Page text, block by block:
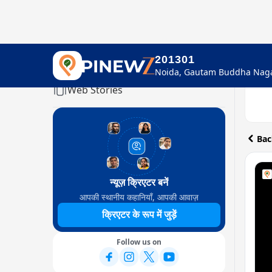
201301
Home
Web Stories
न्यूज़ क्रिएटर बनें
आपकी स्थानीय कहानियाँ, आपकी आवाज़
क्रिएटर के रूप में जुड़ें
Follow us on